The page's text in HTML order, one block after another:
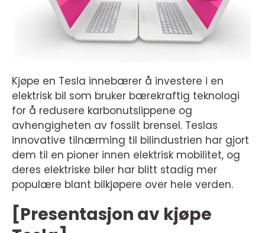
Kjøpe en Tesla innebærer å investere i en
elektrisk bil som bruker bærekraftig teknologi
for å redusere karbonutslippene og
avhengigheten av fossilt brensel. Teslas
innovative tilnærming til bilindustrien har gjort
dem til en pioner innen elektrisk mobilitet, og
deres elektriske biler har blitt stadig mer
populære blant bilkjøpere over hele verden.
[Presentasjon av kjøpe